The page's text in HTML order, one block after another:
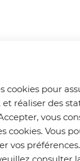
cookies pour
réaliser des
vous
cookies. Vous
vos
!Un trajet à
maintenant
la mobilité. En